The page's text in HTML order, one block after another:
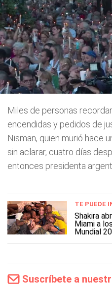
Miles de personas
encendidas y pedidos de
Nisman, quien murió hace
sin aclarar, cuatro días
entonces presidenta
TE PUEDE
Shakira
Miami a
Mundial
Suscríbete a